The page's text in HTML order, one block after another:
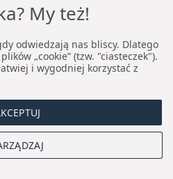
Kraków
Wrocław
My też!
odwiedzają nas bliscy. Dlatego
„cookie” (tzw. "ciasteczek").
i wygodniej korzystać z